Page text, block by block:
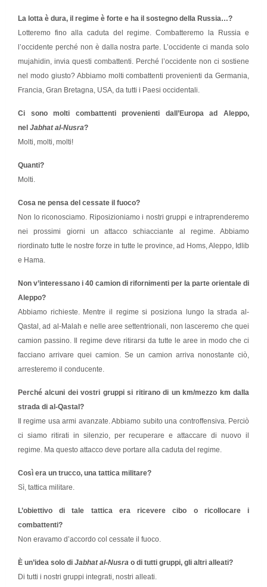
La lotta è dura, il regime è forte e ha il sostegno della Russia…?
Lotteremo fino alla caduta del regime. Combatteremo la Russia e
l’occidente perché non è dalla nostra parte. L’occidente ci manda solo
mujahidin, invia questi combattenti. Perché l’occidente non ci sostiene
nel modo giusto? Abbiamo molti combattenti provenienti da Germania,
Francia, Gran Bretagna, USA, da tutti i Paesi occidentali.
Ci sono molti combattenti provenienti dall’Europa ad Aleppo,
nel Jabhat al-Nusra?
Molti, molti, molti!
Quanti?
Molti.
Cosa ne pensa del cessate il fuoco?
Non lo riconosciamo. Riposizioniamo i nostri gruppi e intraprenderemo
nei prossimi giorni un attacco schiacciante al regime. Abbiamo
riordinato tutte le nostre forze in tutte le province, ad Homs, Aleppo, Idlib
e Hama.
Non v’interessano i 40 camion di rifornimenti per la parte orientale di
Aleppo?
Abbiamo richieste. Mentre il regime si posiziona lungo la strada al-
Qastal, ad al-Malah e nelle aree settentrionali, non lasceremo che quei
camion passino. Il regime deve ritirarsi da tutte le aree in modo che ci
facciano arrivare quei camion. Se un camion arriva nonostante ciò,
arresteremo il conducente.
Perché alcuni dei vostri gruppi si ritirano di un km/mezzo km dalla
strada di al-Qastal?
Il regime usa armi avanzate. Abbiamo subito una controffensiva. Perciò
ci siamo ritirati in silenzio, per recuperare e attaccare di nuovo il
regime. Ma questo attacco deve portare alla caduta del regime.
Così era un trucco, una tattica militare?
Sì, tattica militare.
L’obiettivo di tale tattica era ricevere cibo o ricollocare i
combattenti?
Non eravamo d’accordo col cessate il fuoco.
È un’idea solo di Jabhat al-Nusra o di tutti gruppi, gli altri alleati?
Di tutti i nostri gruppi integrati, nostri alleati.